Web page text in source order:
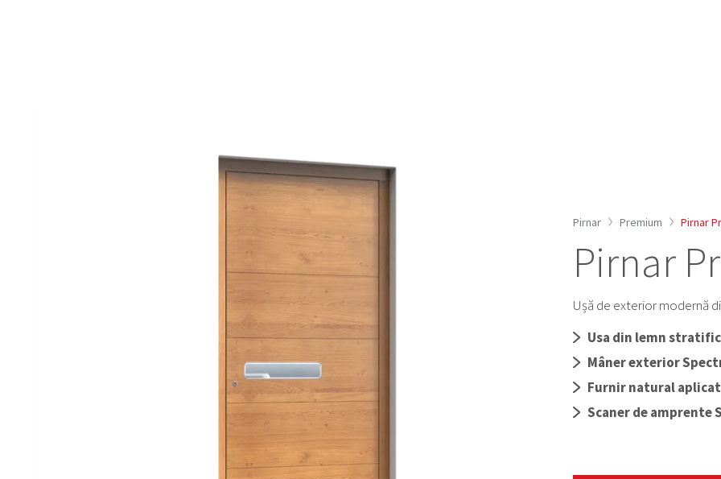
USI DE INTRARE DIN STICLA
ACCESORII
USA DE INTRARE DUBLA
USI DE INTRARE CU IZOLATIE
Pirnar Premium Pirnar
Pirnar
Ușă de exterior modernă
Usa din lemn
Mâner exterior
Furnir natural
Scaner de amprente